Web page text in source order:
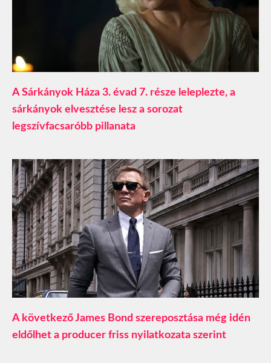
A Sárkányok Háza 3. évad 7. része leleplezte, a
sárkányok elvesztése lesz a sorozat
legszívfacsaróbb pillanata
A következő James Bond szereposztása még idén
eldőlhet a producer friss nyilatkozata szerint